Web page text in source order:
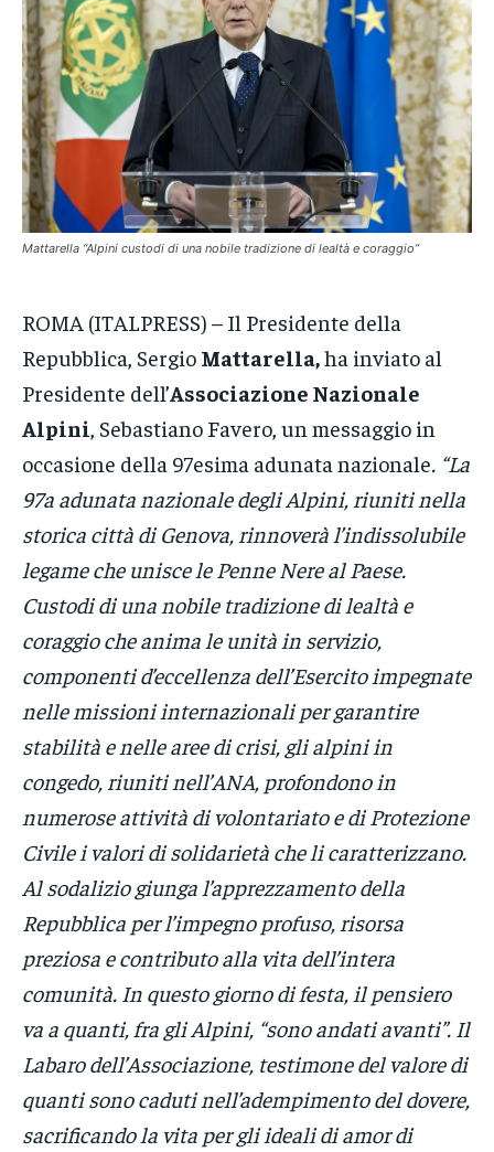
VENETO
POLITICA
ECONOMIA
SPORT
GRUPPO
VENETO
POLITICA
ECONOMIA
SPORT
GRUPPO
VENETO
POLITICA
ECONOMIA
SPORT
GRUPPO
Mattarella “Alpini custodi di una nobile tradizione di lealtà e coraggio”
ROMA (ITALPRESS) – Il Presidente della
Repubblica, Sergio Mattarella,ha inviato al
Presidente dell’Associazione Nazionale
Alpini , Sebastiano Favero, un messaggio in
occasione della 97esima adunata nazionale. “La
97a adunata nazionale degli Alpini, riuniti nella
storica città di Genova, rinnoverà l’indissolubile
legame che unisce le Penne Nere al Paese.
Custodi di una nobile tradizione di lealtà e
coraggio che anima le unità in servizio,
componenti d’eccellenza dell’Esercito impegnate
nelle missioni internazionali per garantire
stabilità e nelle aree di crisi, gli alpini in
congedo, riuniti nell’ANA, profondono in
numerose attività di volontariato e di Protezione
Civile i valori di solidarietà che li caratterizzano.
Al sodalizio giunga l’apprezzamento della
Repubblica per l’impegno profuso, risorsa
preziosa e contributo alla vita dell’intera
comunità. In questo giorno di festa, il pensiero
va a quanti, fra gli Alpini, “sono andati avanti”. Il
Labaro dell’Associazione, testimone del valore di
quanti sono caduti nell’adempimento del dovere,
sacrificando la vita per gli ideali di amor di